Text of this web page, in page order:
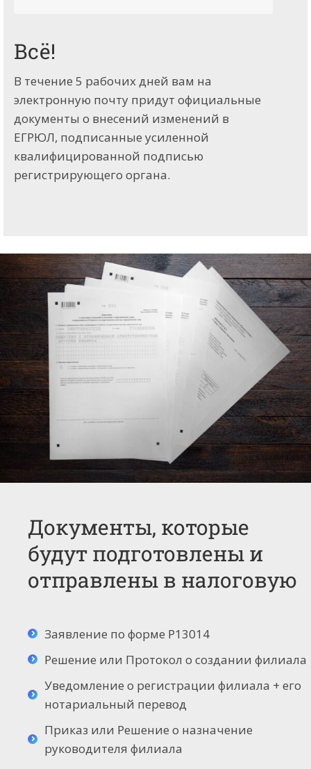
Всё!
В течение 5 рабочих дней вам на
электронную почту придут официальные
документы о внесений изменений в
ЕГРЮЛ, подписанные усиленной
квалифицированной подписью
регистрирующего органа.
Документы, которые
будут подготовлены и
отправлены в налоговую
Заявление по форме Р13014
Решение или Протокол о создании филиала
Уведомление о регистрации филиала + его
нотариальный перевод
Приказ или Решение о назначение
руководителя филиала